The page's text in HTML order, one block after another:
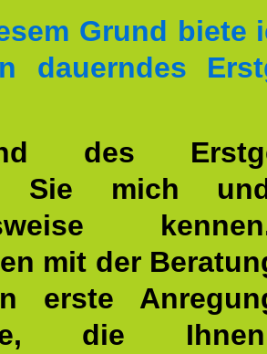
Grund biete
dauerndes
des
Sie mich
mit der
erste
die